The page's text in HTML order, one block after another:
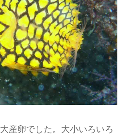
産卵でした。大小いろいろ